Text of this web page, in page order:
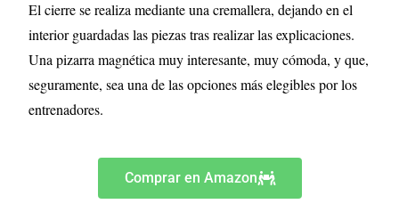
El cierre se realiza mediante una cremallera, dejando en el
interior guardadas las piezas tras realizar las explicaciones.
Una pizarra magnética muy interesante, muy cómoda, y que,
seguramente, sea una de las opciones más elegibles por los
entrenadores.
Comprar en Amazon